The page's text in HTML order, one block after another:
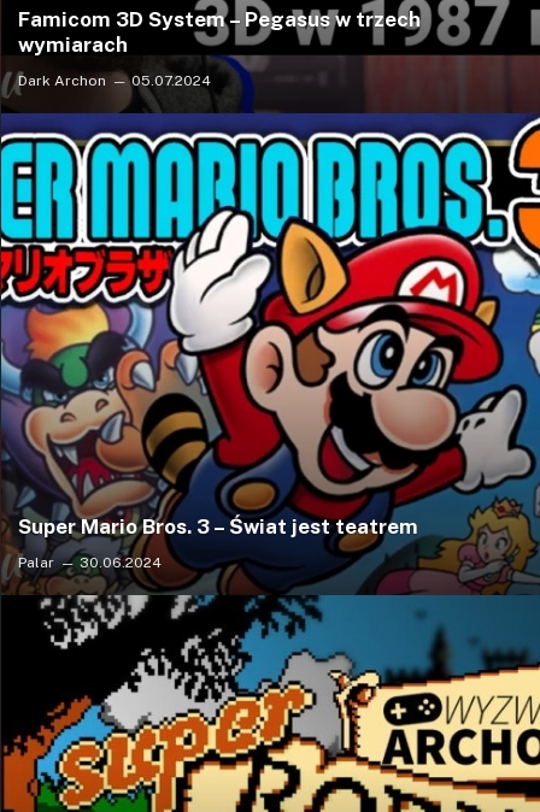
Famicom 3D System – Pegasus w trzech
wymiarach
Dark Archon 05.07.2024
Super Mario Bros. 3 – Świat jest teatrem
Palar 30.06.2024